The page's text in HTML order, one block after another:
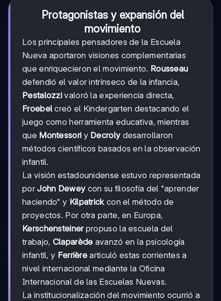
Protagonistas y expansión del
movimiento
Los principales pensadores de la Escuela
Nueva aportaron visiones complementarias
que enriquecieron el movimiento. Rousseau
defendió el valor intrínseco de la infancia,
Pestalozzi valoró la experiencia directa,
Froebel creó el Kindergarten destacando el
juego como herramienta educativa, mientras
que Montessori y Decroly desarrollaron
métodos científicos basados en la observación
infantil.
La visión estadounidense estuvo representada
porJohn Dewey con su filosofía del "aprender
haciendo" y Kilpatrickcon el método de
proyectos. Por otra parte, en Europa,
Kerschensteinerpropuso la escuela del
trabajo, Claparède avanzó en la psicología
infantil, y Ferrière articuló estas corrientes a
nivel internacional mediante la Oficina
Internacional de las Escuelas Nuevas.
La institucionalización del movimiento ocurrió a